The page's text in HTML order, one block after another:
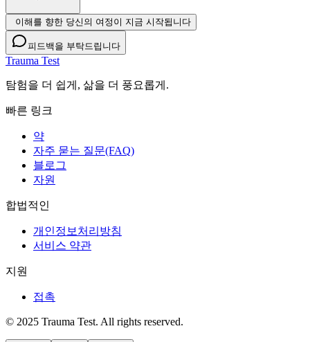
이해를 향한 당신의 여정이 지금 시작됩니다
피드백을 부탁드립니다
Trauma Test
탐험을 더 쉽게, 삶을 더 풍요롭게.
빠른 링크
약
자주 묻는 질문(FAQ)
블로그
자원
합법적인
개인정보처리방침
서비스 약관
지원
접촉
© 2025 Trauma Test. All rights reserved.